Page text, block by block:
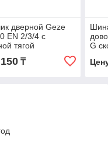
дверной Geze
EN 2/3/4 с
тягой
до 90 кг
₸
G